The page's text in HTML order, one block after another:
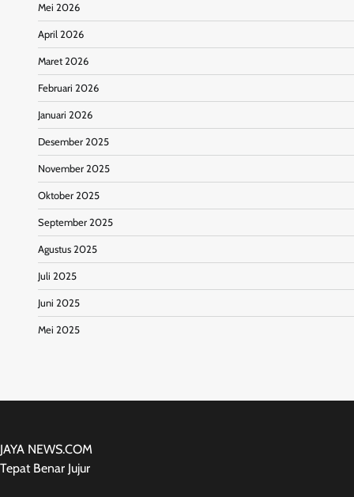
Mei 2026
April 2026
Maret 2026
Februari 2026
Januari 2026
Desember 2025
November 2025
Oktober 2025
September 2025
Agustus 2025
Juli 2025
Juni 2025
Mei 2025
JAYA NEWS.COM
Tepat Benar Jujur